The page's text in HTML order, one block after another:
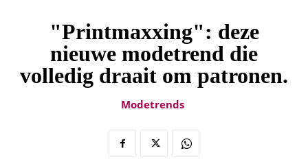
"Printmaxxing": deze
nieuwe modetrend die
volledig draait om patronen.
Modetrends